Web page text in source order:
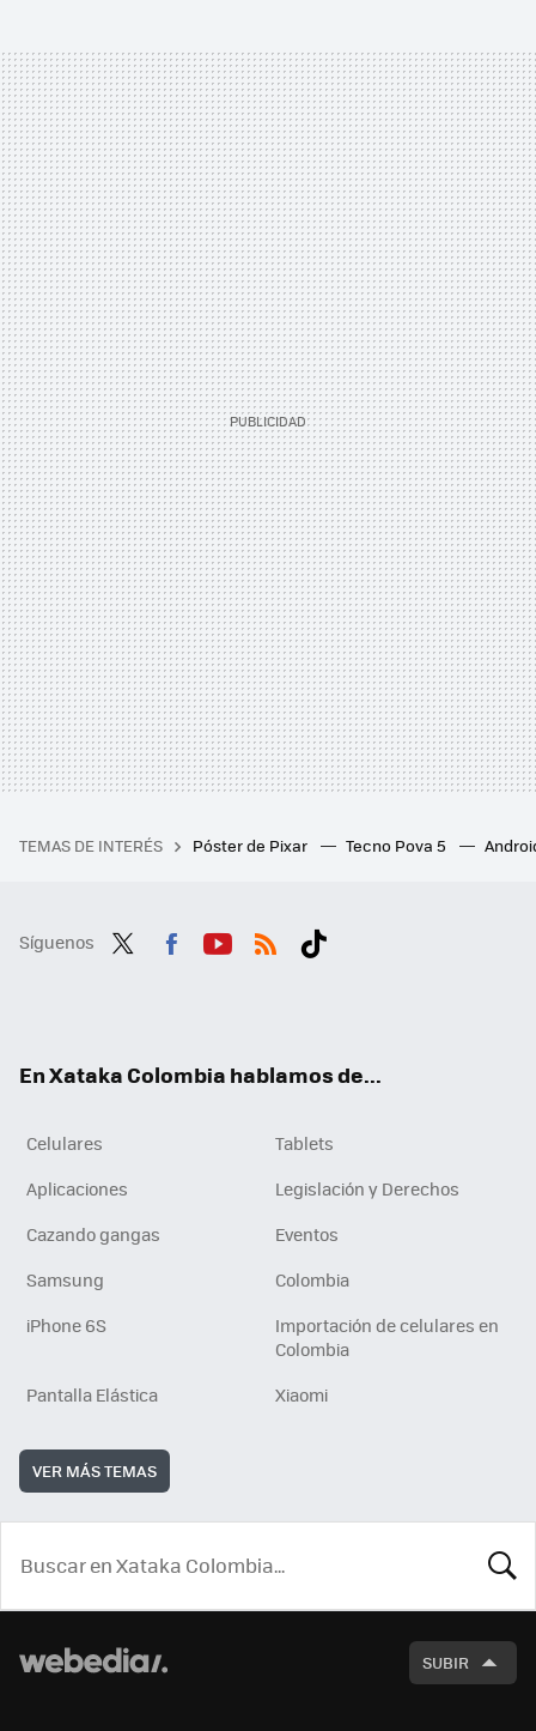
TEMAS DE INTERÉS Póster de Pixar Tecno Pova 5
Síguenos
En Xataka Colombia hablamos de...
Celulares
Tablets
Aplicaciones
Legislación y Derechos
Cazando gangas
Eventos
Samsung
Colombia
iPhone 6S
Importación de celulares en
Colombia
Pantalla Elástica
Xiaomi
VER MÁS TEMAS
SUBIR